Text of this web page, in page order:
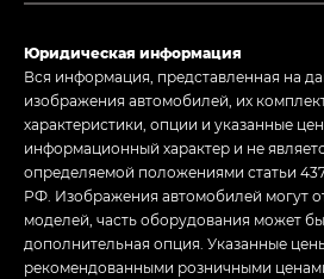
Юридическая информация
Вся информация, представленная на
изображения автомобилей, их
характеристики, опции и указанные
информационный характер и не
определяемой положениями статьи
РФ. Изображения автомобилей могут
моделей, часть оборудования может
дополнительная опция. Указанные
рекомендованными розничными